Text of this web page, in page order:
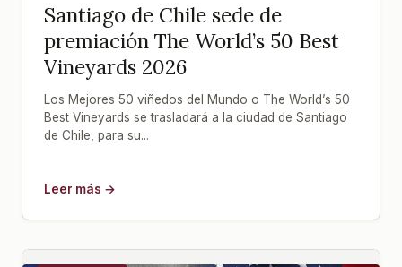
Santiago de Chile sede de
premiación The World’s 50 Best
Vineyards 2026
Los Mejores 50 viñedos del Mundo o The World’s 50
Best Vineyards se trasladará a la ciudad de Santiago
de Chile, para su...
Leer más →